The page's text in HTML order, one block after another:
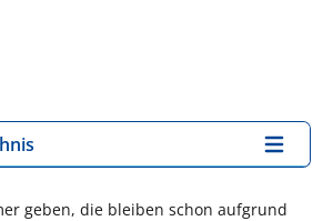
geben, die bleiben schon aufgrund